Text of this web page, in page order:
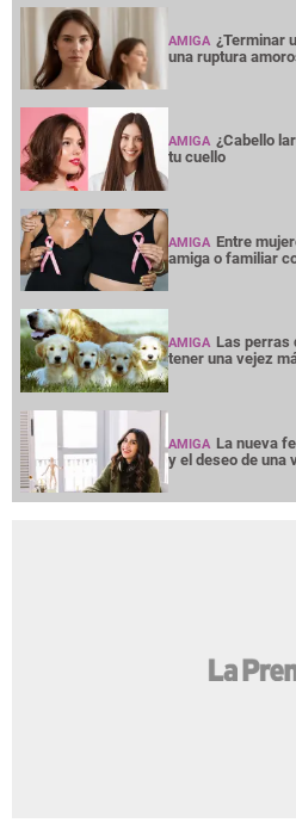
AMIGA ¿Terminar
una ruptura
AMIGA ¿Cabello
tu cuello
AMIGA Entre
amiga o familiar
AMIGA Las perras
tener una vejez
AMIGA La nueva
y el deseo de una